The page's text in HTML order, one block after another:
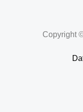
Copyright